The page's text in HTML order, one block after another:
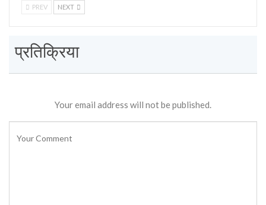
PREV NEXT
प्रतिक्रिया
Your email address will not be published.